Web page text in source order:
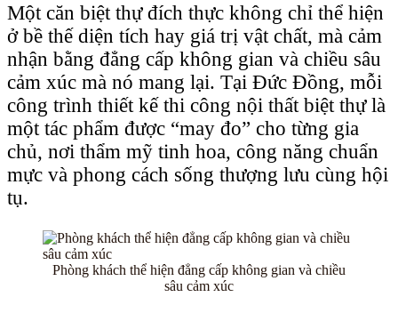
Một căn biệt thự đích thực không chỉ thể hiện
ở bề thế diện tích hay giá trị vật chất, mà cảm
nhận bằng đẳng cấp không gian và chiều sâu
cảm xúc mà nó mang lại. Tại Đức Đồng, mỗi
công trình thiết kế thi công nội thất biệt thự là
một tác phẩm được “may đo” cho từng gia
chủ, nơi thẩm mỹ tinh hoa, công năng chuẩn
mực và phong cách sống thượng lưu cùng hội
tụ.
Phòng khách thể hiện đẳng cấp không gian và chiều
sâu cảm xúc